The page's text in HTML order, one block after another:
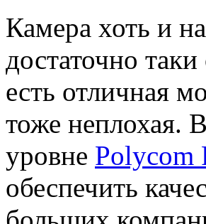
Камера хоть и
достаточно
есть отличная
тоже неплохая.
уровне Polycom
обеспечить